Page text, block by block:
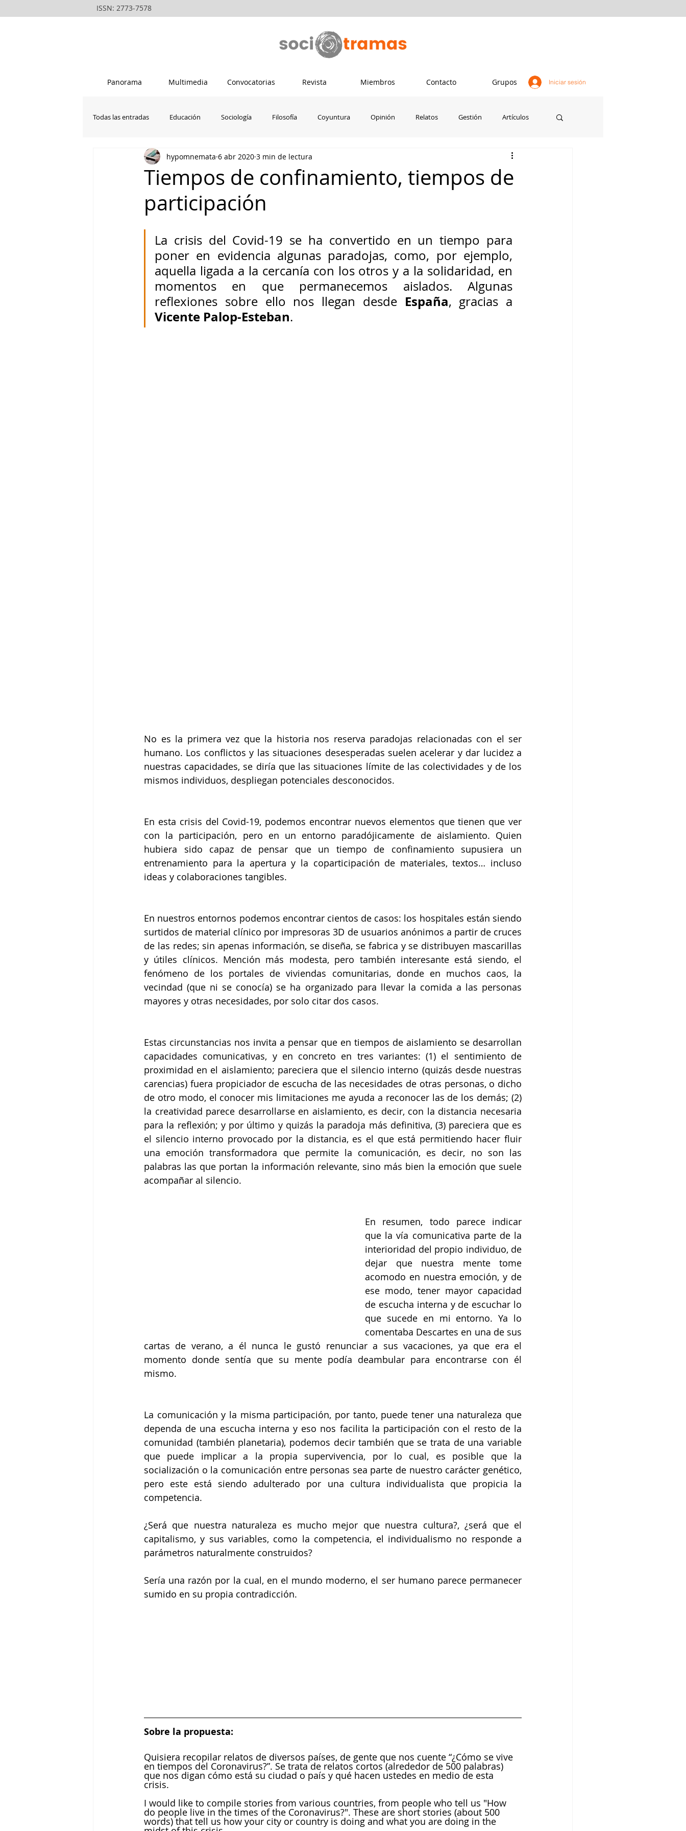
ISSN: 2773-7578
Iniciar sesión
Panorama Multimedia Convocatorias Revista Miembros Contacto Grupos
Todas las entradas Educación Sociología Filosofía Coyuntura Opinión Relatos Gestión Artículos
La vanguardia del rondero peruano Psicología Ecuador
Tiempos de confinamiento, tiempos de
participación
hypomnemata 6 abr 2020 3 min de lectura
La crisis del Covid-19 se ha convertido en un tiempo para
poner en evidencia algunas paradojas, como, por ejemplo,
aquella ligada a la cercanía con los otros y a la solidaridad, en
momentos en que permanecemos aislados. Algunas
reflexiones sobre ello nos llegan desde España
Vicente Palop-Esteban.
No es la primera vez que la historia nos reserva paradojas relacionadas con el ser
humano. Los conflictos y las situaciones desesperadas suelen acelerar y dar lucidez a
nuestras capacidades, se diría que las situaciones límite de las colectividades y de los
mismos individuos, despliegan potenciales desconocidos.
En esta crisis del Covid-19, podemos encontrar nuevos elementos que tienen que ver
con la participación, pero en un entorno paradójicamente de aislamiento. Quien
hubiera sido capaz de pensar que un tiempo de confinamiento supusiera un
entrenamiento para la apertura y la coparticipación de materiales, textos… incluso
ideas y colaboraciones tangibles.
En nuestros entornos podemos encontrar cientos de casos: los hospitales están siendo
surtidos de material clínico por impresoras 3D de usuarios anónimos a partir de cruces
de las redes; sin apenas información, se diseña, se fabrica y se distribuyen mascarillas
y útiles clínicos. Mención más modesta, pero también interesante está siendo, el
fenómeno de los portales de viviendas comunitarias, donde en muchos caos, la
vecindad (que ni se conocía) se ha organizado para llevar la comida a las personas
mayores y otras necesidades, por solo citar dos casos.
Estas circunstancias nos invita a pensar que en tiempos de aislamiento se desarrollan
capacidades comunicativas, y en concreto en tres variantes: (1) el sentimiento de
proximidad en el aislamiento; pareciera que el silencio interno (quizás desde nuestras
carencias) fuera propiciador de escucha de las necesidades de otras personas, o dicho
de otro modo, el conocer mis limitaciones me ayuda a reconocer las de los demás; (2)
la creatividad parece desarrollarse en aislamiento, es decir, con la distancia necesaria
para la reflexión; y por último y quizás la paradoja más definitiva, (3) pareciera que es
el silencio interno provocado por la distancia, es el que está permitiendo hacer fluir
una emoción transformadora que permite la comunicación, es decir, no son las
palabras las que portan la información relevante, sino más bien la emoción que suele
acompañar al silencio.
En resumen, todo parece indicar
que la vía comunicativa parte de la
interioridad del propio individuo, de
dejar que nuestra mente tome
acomodo en nuestra emoción, y de
ese modo, tener mayor capacidad
de escucha interna y de escuchar lo
que sucede en mi entorno. Ya lo
comentaba Descartes en una de sus
cartas de verano, a él nunca le gustó renunciar a sus vacaciones, ya que era el
momento donde sentía que su mente podía deambular para encontrarse con él
mismo.
La comunicación y la misma participación, por tanto, puede tener una naturaleza que
dependa de una escucha interna y eso nos facilita la participación con el resto de la
comunidad (también planetaria), podemos decir también que se trata de una variable
que puede implicar a la propia supervivencia, por lo cual, es posible que la
socialización o la comunicación entre personas sea parte de nuestro carácter genético,
pero este está siendo adulterado por una cultura individualista que propicia la
competencia.
¿Será que nuestra naturaleza es mucho mejor que nuestra cultura?, ¿será que el
capitalismo, y sus variables, como la competencia, el individualismo no responde a
parámetros naturalmente construidos?
Sería una razón por la cual, en el mundo moderno, el ser humano parece permanecer
sumido en su propia contradicción.
Sobre la propuesta:
Quisiera recopilar relatos de diversos países, de gente que nos cuente “¿Cómo se vive
en tiempos del Coronavirus?”. Se trata de relatos cortos (alrededor de 500 palabras)
que nos digan cómo está su ciudad o país y qué hacen ustedes en medio de esta
crisis.
I would like to compile stories from various countries, from people who tell us "How
do people live in the times of the Coronavirus?". These are short stories (about 500
words) that tell us how your city or country is doing and what you are doing in the